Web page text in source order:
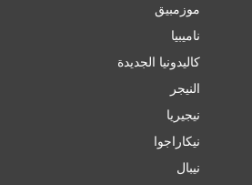
موزمبيق
ناميبيا
كاليدونيا الجديدة
النيجر
نيجيريا
نيكاراجوا
نيبال